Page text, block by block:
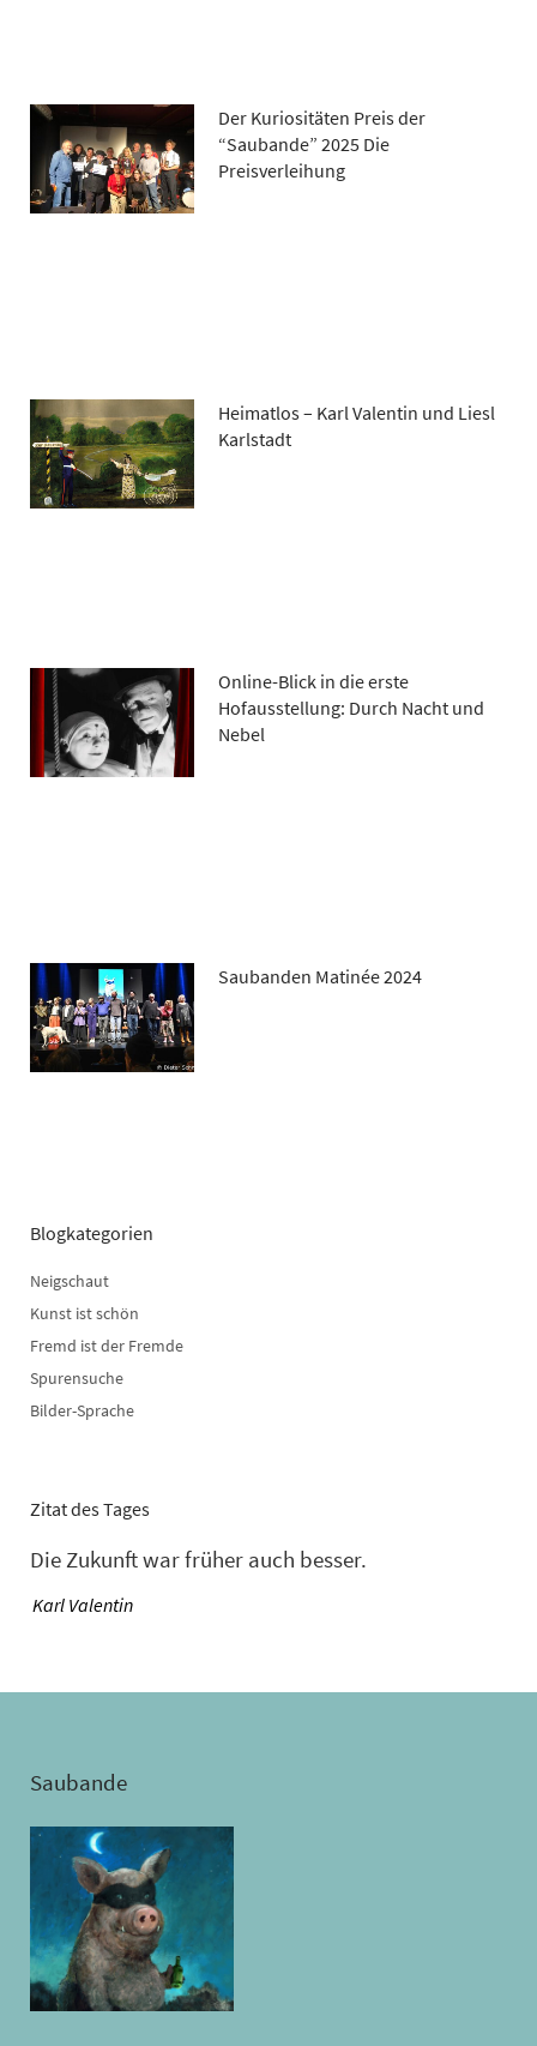
Der Kuriositäten Preis der
“Saubande” 2025 Die
Preisverleihung
Heimatlos – Karl Valentin und Liesl
Karlstadt
Online-Blick in die erste
Hofausstellung: Durch Nacht und
Nebel
Saubanden Matinée 2024
Blogkategorien
Neigschaut
Kunst ist schön
Fremd ist der Fremde
Spurensuche
Bilder-Sprache
Zitat des Tages
Die Zukunft war früher auch besser.
—
Karl Valentin
Saubande